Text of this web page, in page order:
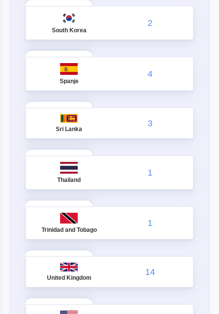
South Korea
2
Spanje
4
Sri Lanka
3
Thailand
1
Trinidad and Tobago
1
United Kingdom
14